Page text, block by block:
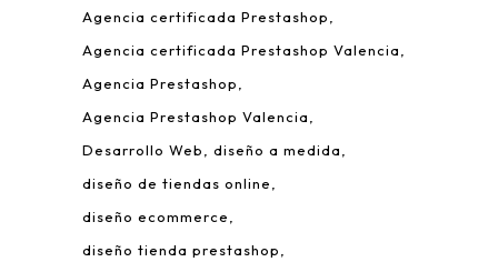
Agencia certificada Prestashop
Agencia certificada Prestashop Valencia
Agencia Prestashop
Agencia Prestashop Valencia
Desarrollo Web
diseño a medida
diseño de tiendas online
diseño ecommerce
diseño tienda prestashop